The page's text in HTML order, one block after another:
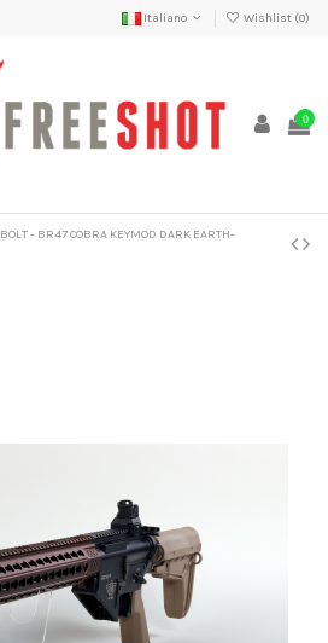
Italiano Wishlist (0)
0
BOLT - BR47 COBRA KEYMOD DARK EARTH-